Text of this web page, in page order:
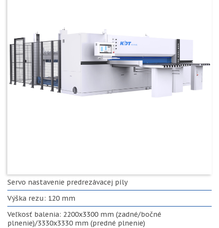
Servo nastavenie predrezávacej píly
Výška rezu: 120 mm
Veľkosť balenia: 2200х3300 mm (zadné/bočné
plnenie)/3330х3330 mm (predné plnenie)